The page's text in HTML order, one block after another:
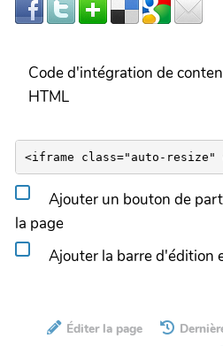
Code d'intégration de
HTML
Ajouter un bouton de
la page
Ajouter la barre d'édition
Éditer la page